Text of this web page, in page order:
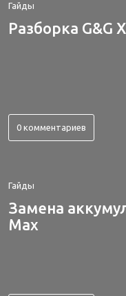
Гайды
Разборка G&G
0 комментариев
Гайды
Замена
Max